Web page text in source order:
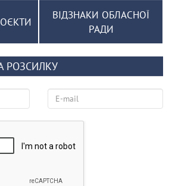
ВІДЗНАКИ ОБЛАСНОЇ
РАДИ
РОЗСИЛКУ